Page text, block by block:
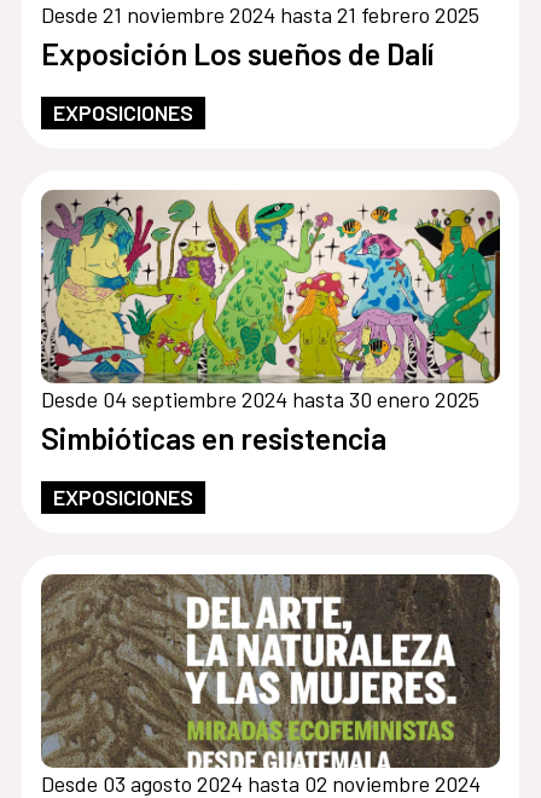
Desde 21 noviembre 2024 hasta 21 febrero 2025
Exposición Los sueños de Dalí
EXPOSICIONES
Desde 04 septiembre 2024 hasta 30 enero 2025
Simbióticas en resistencia
EXPOSICIONES
Desde 03 agosto 2024 hasta 02 noviembre 2024